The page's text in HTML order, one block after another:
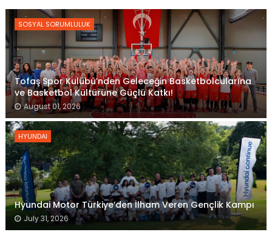
SOSYAL SORUMLULUK
Tofaş Spor Kulübü’nden Geleceğin Basketbolcularına
ve Basketbol Kültürüne Güçlü Katkı!
August 01, 2026
HYUNDAI
Hyundai Motor Türkiye’den İlham Veren Gençlik Kampı
July 31, 2026